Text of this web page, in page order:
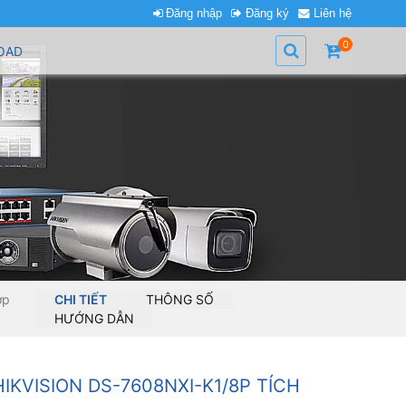
Đăng nhập Đăng ký Liên hệ
0
CHI TIẾT
THÔNG SỐ
HƯỚNG DẪN
DS-7608NXI-K1/8P TÍCH